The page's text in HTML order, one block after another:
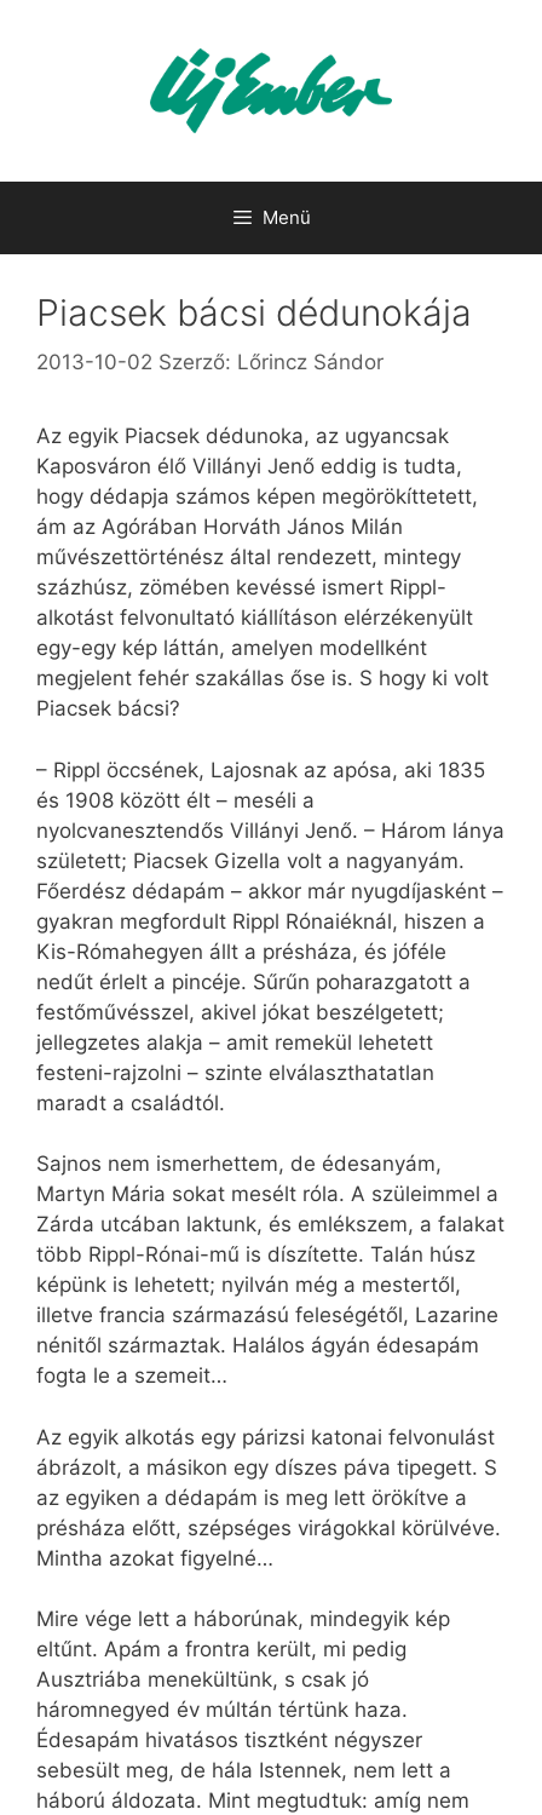
Menü
Piacsek bácsi dédunokája
2013-10-02 Szerző: Lőrincz Sándor
Az egyik Piacsek dédunoka, az ugyancsak
Kaposváron élő Villányi Jenő eddig is tudta,
hogy dédapja számos képen megörökíttetett,
ám az Agórában Horváth János Milán
művészettörténész által rendezett, mintegy
százhúsz, zömében kevéssé ismert Rippl-
alkotást felvonultató kiállításon elérzékenyült
egy-egy kép láttán, amelyen modellként
megjelent fehér szakállas őse is. S hogy ki volt
Piacsek bácsi?
– Rippl öccsének, Lajosnak az apósa, aki 1835
és 1908 között élt – meséli a
nyolcvanesztendős Villányi Jenő. – Három lánya
született; Piacsek Gizella volt a nagyanyám.
Főerdész dédapám – akkor már nyugdíjasként –
gyakran megfordult Rippl Rónaiéknál, hiszen a
Kis-Rómahegyen állt a présháza, és jóféle
nedűt érlelt a pincéje. Sűrűn poharazgatott a
festőművésszel, akivel jókat beszélgetett;
jellegzetes alakja – amit remekül lehetett
festeni-rajzolni – szinte elválaszthatatlan
maradt a családtól.
Sajnos nem ismerhettem, de édesanyám,
Martyn Mária sokat mesélt róla. A szüleimmel a
Zárda utcában laktunk, és emlékszem, a falakat
több Rippl-Rónai-mű is díszítette. Talán húsz
képünk is lehetett; nyilván még a mestertől,
illetve francia származású feleségétől, Lazarine
nénitől származtak. Halálos ágyán édesapám
fogta le a szemeit…
Az egyik alkotás egy párizsi katonai felvonulást
ábrázolt, a másikon egy díszes páva tipegett. S
az egyiken a dédapám is meg lett örökítve a
présháza előtt, szépséges virágokkal körülvéve.
Mintha azokat figyelné…
Mire vége lett a háborúnak, mindegyik kép
eltűnt. Apám a frontra került, mi pedig
Ausztriába menekültünk, s csak jó
háromnegyed év múltán tértünk haza.
Édesapám hivatásos tisztként négyszer
sebesült meg, de hála Istennek, nem lett a
háború áldozata. Mint megtudtuk: amíg nem